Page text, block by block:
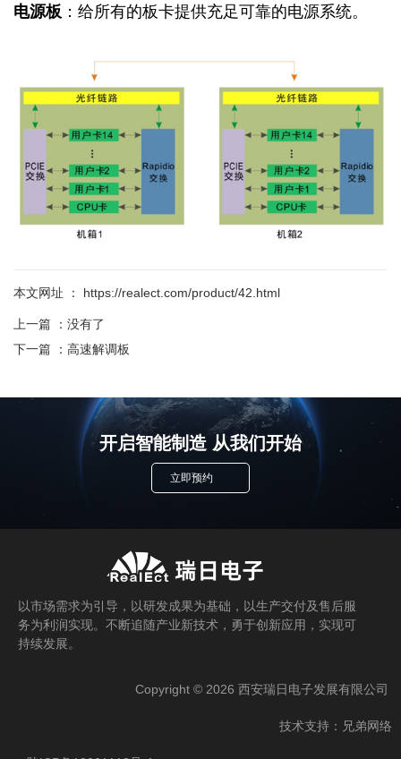
电源板 ：给所有的板卡提供充足可靠的电源系统。
本文网址 ： https://realect.com/product/42.html
上一篇 ： 没有了
下一篇 ： 高速解调板
相关产品
找不到任何内容
开启智能制造 从我们开始
立即预约
以市场需求为引导，以研发成果为基础，以生产交付及售后服
务为利润实现。不断追随产业新技术，勇于创新应用，实现可
持续发展。
Copyright © 2026 西安瑞日电子发展有限公司
技术支持：兄弟网络